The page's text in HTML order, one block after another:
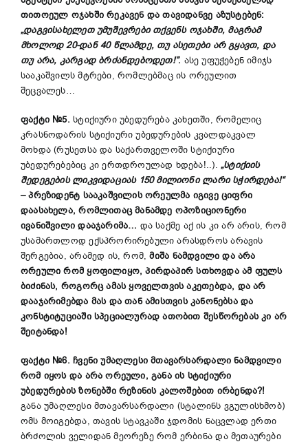
თითოეულ ოჯახში რეკავენ და თავიდანვე აზუსტებენ:
„დაგვისახელეთ უმუშევრები თქვენს ოჯახში, მაგრამ
მხოლოდ 20-დან 40 წლამდე, თუ ასეთები არ გყავთ, და
თუ არა, კარგად ბრძანდებოდეთ!”. ასე უფუჭებენ იმიჯს
სააკაშვილს მტრები, რომლებმაც ის ორეულით
შეცვალეს…
ფაქტი №5. სტიქიური უბედურება კახეთში, რომელიც
კრასნოდარის სტიქიური უბედურების კვალდაკვალ
მოხდა (რუსეთსა და საქართველოში სტიქიური
უბედურებებიც კი ერთდროულად ხდება!..). „სტიქიის
შედეგების ლიკვიდაციას 150 მილიონი ლარი სჭირდება!“
–პრეზიდენტ სააკაშვილის ორეულმა იგივე ციფრი
დაასახელა, რომლითაც მანამდე ოპოზიციონერი
ივანიშვილი დააჯარიმა… და საქმე აქ ის კი არ არის, რომ
უსამართლოდ ექსპრორირებული არასდროს არავის
შერგებია, არამედ ის, რომ,მიშა ნამდვილი და არა
ორეული რომ ყოფილიყო,პირდაპირ სთხოვდა ამ ფულს
ბიძინას, როგორც ამას ყოველთვის აკეთებდა, დაარ
დააჯარიმებდა მას და თან ამისთვის კანონებსა და
კონსტიტუციაში სპეციალურად ათობით შესწორებას კი არ
შეიტანდა!
ფაქტი №6. ჩვენი უმაღლესი მთავარსარდალი ნამდვილი
რომ იყოს და არა ორეული, განა ის სტიქიური
უბედურების ზონებში რეზინის კალოშებით ირბენდა?!
განა უმაღლესი მთავარსარდალი (სტალინს ვგულისხმობ)
ომს მოიგებდა, თავის სტავკაში ჯდომის ნაცვლად ერთი
ბრძოლის ველიდან მეორეზე რომ ერბინა და მეთაურები